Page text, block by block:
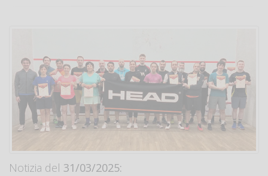
Notizia del 31/03/2025: